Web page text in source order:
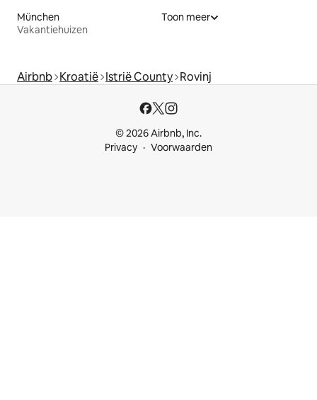
München
Vakantiehuizen
Toon meer
Airbnb Kroatië Istrië County Rovinj
© 2026 Airbnb, Inc.
Privacy
Voorwaarden